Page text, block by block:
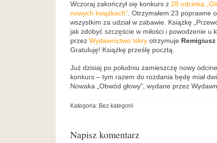
Wczoraj zakończył się konkurs z 28 odcinka
nowych książkach”. Otrzymałem 23 poprawne
wszystkim za udział w zabawie. Książkę
jak zdobyć szczęście w miłości i powodzenie u
przez Wydawnictwo Iskry otrzymuje
Gratuluję! Książkę prześlę pocztą.
Już dzisiaj po południu zamieszczę nowy
konkurs – tym razem do rozdania będę miał
Nowaka „Obwód głowy”, wydane przez
Kategoria: Bez kategorii
Napisz komentarz